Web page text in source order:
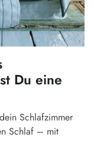
Du eine
Schlafzimmer
Schlaf – mit